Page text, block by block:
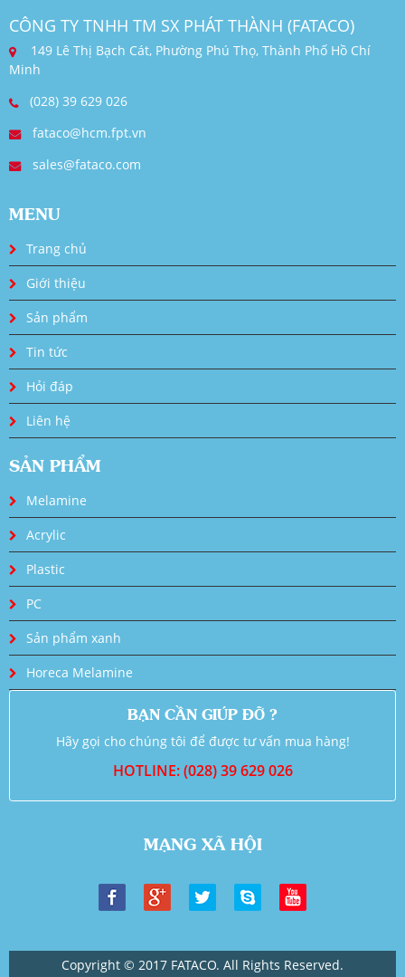
CÔNG TY TNHH TM SX PHÁT THÀNH (FATACO)
149 Lê Thị Bạch Cát, Phường Phú Thọ, Thành Phố Hồ Chí
Minh
(028) 39 629 026
fataco@hcm.fpt.vn
sales@fataco.com
MENU
Trang chủ
Giới thiệu
Sản phẩm
Tin tức
Hỏi đáp
Liên hệ
SẢN PHẨM
Melamine
Acrylic
Plastic
PC
Sản phẩm xanh
Horeca Melamine
BẠN CẦN GIÚP ĐỠ ?
Hãy gọi cho chúng tôi để được tư vấn mua hàng!
HOTLINE: (028) 39 629 026
MẠNG XÃ HỘI
Copyright © 2017 FATACO. All Rights Reserved.